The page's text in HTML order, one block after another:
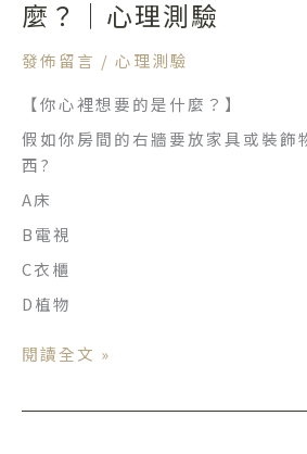
緣
嗎？
麼？｜心理測驗
發佈留言 / 心理測驗
【你心裡想要的是什麼？】
假如你房間的右牆要放家具或裝飾
西?
A床
B電視
C衣櫃
D植物
內
心
深
真
正
想
的
是
什
麼？
｜
心
閱讀全文 »